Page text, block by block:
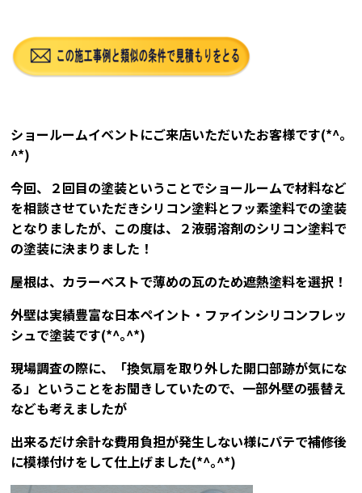
ショールームイベントにご来店いただいたお客様です(*^｡
^*)
今回、２回目の塗装ということでショールームで材料など
を相談させていただきシリコン塗料とフッ素塗料での塗装
となりましたが、この度は、２液弱溶剤のシリコン塗料で
の塗装に決まりました！
屋根は、カラーベストで薄めの瓦のため遮熱塗料を選択！
外壁は実績豊富な日本ペイント・ファインシリコンフレッ
シュで塗装です(*^｡^*)
現場調査の際に、「換気扇を取り外した開口部跡が気にな
る」ということをお聞きしていたので、一部外壁の張替え
なども考えましたが
出来るだけ余計な費用負担が発生しない様にパテで補修後
に模様付けをして仕上げました(*^｡^*)